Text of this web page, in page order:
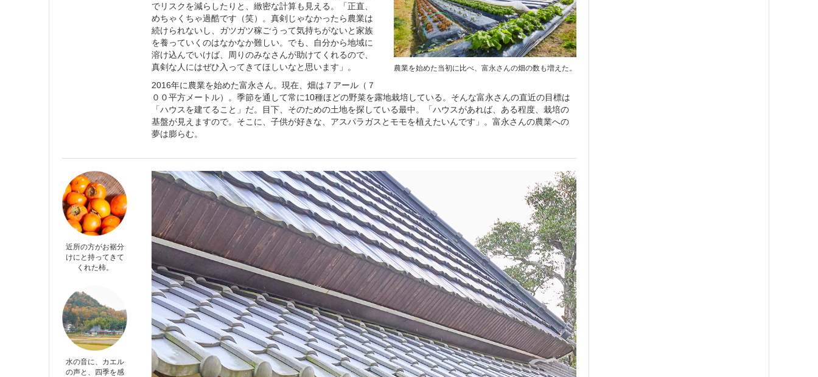
農業を始めた当初に比べ、富永さんの畑の数も増えた。
でリスクを減らしたりと、緻密な計算も見える。「正直、
めちゃくちゃ過酷です（笑）。真剣じゃなかったら農業は
続けられないし、ガツガツ稼ごうって気持ちがないと家族
を養っていくのはなかなか難しい。でも、自分から地域に
溶け込んでいけば、周りのみなさんが助けてくれるので、
真剣な人にはぜひ入ってきてほしいなと思います」。
2016年に農業を始めた富永さん。現在、畑は７アール（７
００平方メートル）。季節を通して常に10種ほどの野菜を露地栽培している。そんな富永さんの直近の目標は
「ハウスを建てること」だ。目下、そのための土地を探している最中。「ハウスがあれば、ある程度、栽培の
基盤が見えますので。そこに、子供が好きな、アスパラガスとモモを植えたいんです」。富永さんの農業への
夢は膨らむ。
近所の方がお裾分
けにと持ってきて
くれた柿。
水の音に、カエル
の声と、四季を感